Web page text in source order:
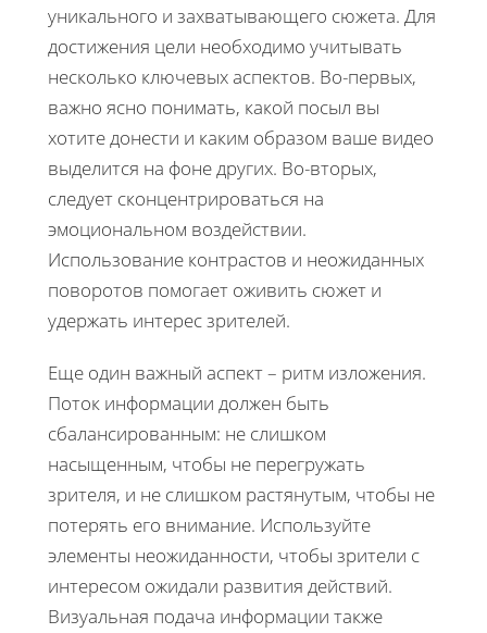
уникального и захватывающего сюжета. Для
достижения цели необходимо учитывать
несколько ключевых аспектов. Во-первых,
важно ясно понимать, какой посыл вы
хотите донести и каким образом ваше видео
выделится на фоне других. Во-вторых,
следует сконцентрироваться на
эмоциональном воздействии.
Использование контрастов и неожиданных
поворотов помогает оживить сюжет и
удержать интерес зрителей.
Еще один важный аспект – ритм изложения.
Поток информации должен быть
сбалансированным: не слишком
насыщенным, чтобы не перегружать
зрителя, и не слишком растянутым, чтобы не
потерять его внимание. Используйте
элементы неожиданности, чтобы зрители с
интересом ожидали развития действий.
Визуальная подача информации также